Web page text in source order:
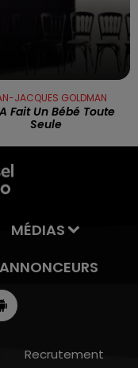
JACQUES GOLDMAN
Fait Un Bébé Toute
Seule
MÉDIAS
ANNONCEURS
Recrutement